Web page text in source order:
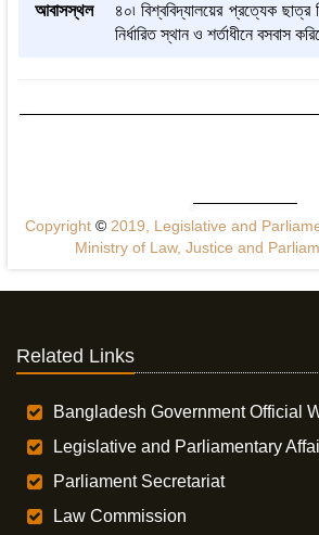
আবাসস্থল
৪০৷ বিশ্ববিদ্যালয়ের প্রত্যেক ছাত্র
নির্ধারিত স্থান ও শর্তাধীনে বসবাস
Copyright ©2019, Legislative and
Ministry of Law, Justice and
Related Links
Bangladesh Government Official
Legislative and Parliamentary
Parliament Secretariat
Law Commission